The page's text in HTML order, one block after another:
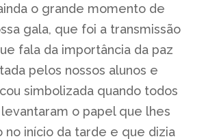
o grande momento de
gala, que foi a transmissão
fala da importância da paz
pelos nossos alunos e
simbolizada quando todos
o papel que lhes
no início da tarde e que dizia